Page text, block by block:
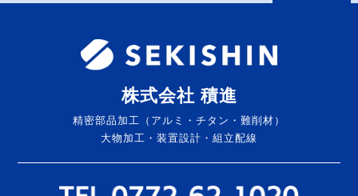
株式会社 積進
精密部品加工（アルミ・チタン・難削材）
大物加工・装置設計・組立配線